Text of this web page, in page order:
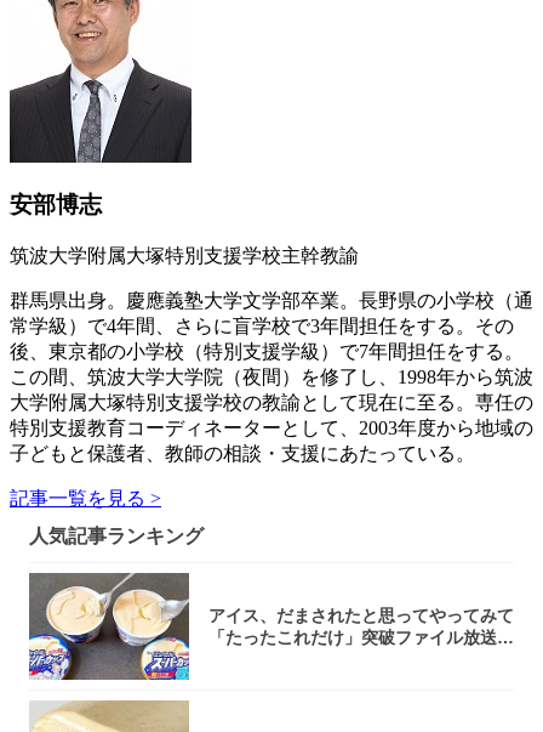
安部博志
筑波大学附属大塚特別支援学校主幹教諭
群馬県出身。慶應義塾大学文学部卒業。長野県の小学校（通
常学級）で4年間、さらに盲学校で3年間担任をする。その
後、東京都の小学校（特別支援学級）で7年間担任をする。
この間、筑波大学大学院（夜間）を修了し、1998年から筑波
大学附属大塚特別支援学校の教諭として現在に至る。専任の
特別支援教育コーディネーターとして、2003年度から地域の
子どもと保護者、教師の相談・支援にあたっている。
記事一覧を見る >
人気記事ランキング
アイス、だまされたと思ってやってみて
「たったこれだけ」突破ファイル放送で